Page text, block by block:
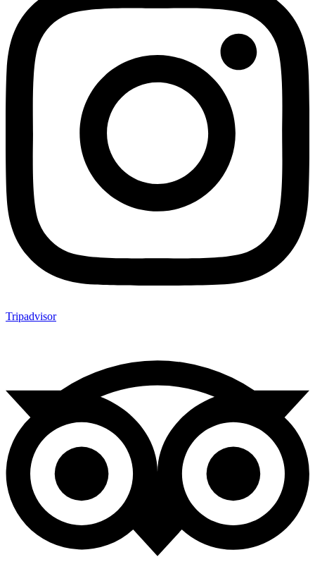
Tripadvisor